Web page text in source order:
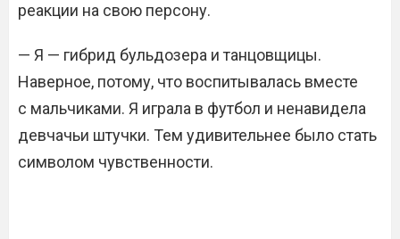
реакции на свою персону.
— Я — гибрид бульдозера и танцовщицы.
Наверное, потому, что воспитывалась вместе
с мальчиками. Я играла в футбол и ненавидела
девчачьи штучки. Тем удивительнее было стать
символом чувственности.